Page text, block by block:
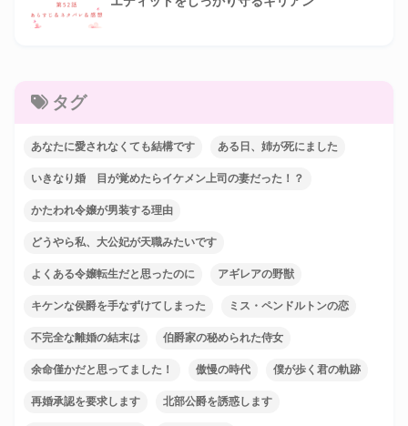
タグ
あなたに愛されなくても結構です ある日、姉が死にました
いきなり婚 目が覚めたらイケメン上司の妻だった！？
かたわれ令嬢が男装する理由
どうやら私、大公妃が天職みたいです
よくある令嬢転生だと思ったのに アギレアの野獣
キケンな侯爵を手なずけてしまった ミス・ペンドルトンの恋
不完全な離婚の結末は 伯爵家の秘められた侍女
余命僅かだと思ってました！ 傲慢の時代 僕が歩く君の軌跡
再婚承認を要求します 北部公爵を誘惑します